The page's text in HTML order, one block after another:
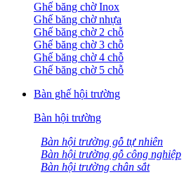
Ghế băng chờ Inox
Ghế băng chờ nhựa
Ghế băng chờ 2 chỗ
Ghế băng chờ 3 chỗ
Ghế băng chờ 4 chỗ
Ghế băng chờ 5 chỗ
Bàn ghế hội trường
Bàn hội trường
Bàn hội trường gỗ tự nhiên
Bàn hội trường gỗ công nghiệp
Bàn hội trường chân sắt